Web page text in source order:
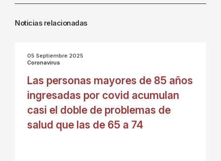
Noticias relacionadas
05 Septiembre 2025
Coronavirus
Las personas mayores de 85 años
ingresadas por covid acumulan
casi el doble de problemas de
salud que las de 65 a 74